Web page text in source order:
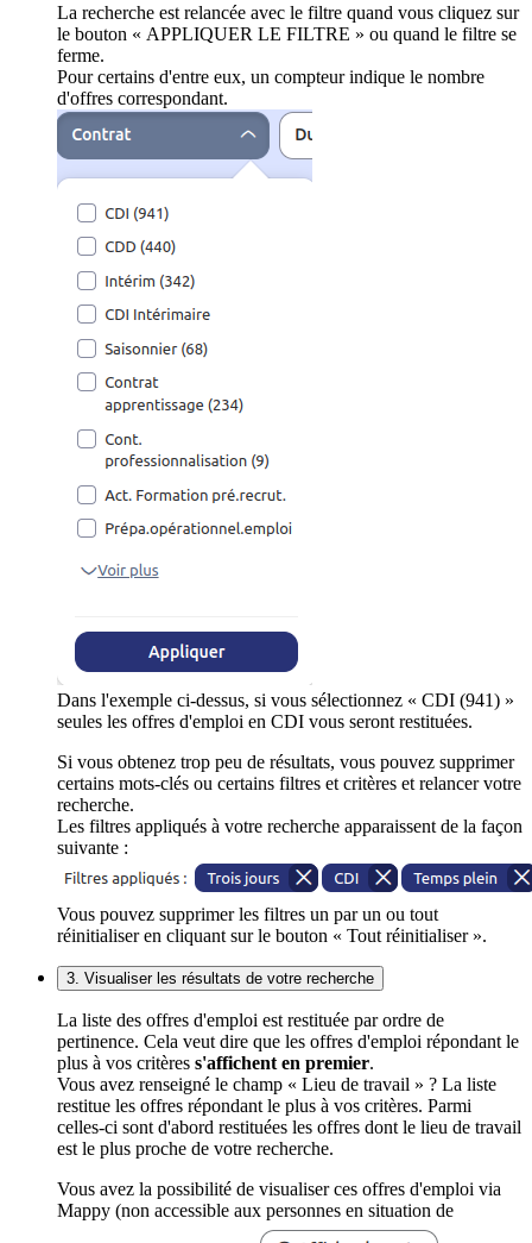
La recherche est relancée avec le filtre quand vous cliquez sur
le bouton « APPLIQUER LE FILTRE » ou quand le filtre se
ferme.
Pour certains d'entre eux, un compteur indique le nombre
d'offres correspondant.
Dans l'exemple ci-dessus, si vous sélectionnez « CDI (941) »
seules les offres d'emploi en CDI vous seront restituées.
Si vous obtenez trop peu de résultats, vous pouvez supprimer
certains mots-clés ou certains filtres et critères et relancer votre
recherche.
Les filtres appliqués à votre recherche apparaissent de la façon
suivante :
Vous pouvez supprimer les filtres un par un ou tout
réinitialiser en cliquant sur le bouton « Tout réinitialiser ».
3. Visualiser les résultats de votre recherche
La liste des offres d'emploi est restituée par ordre de
pertinence. Cela veut dire que les offres d'emploi répondant le
plus à vos critères s'affichent en premier.
Vous avez renseigné le champ « Lieu de travail » ? La liste
restitue les offres répondant le plus à vos critères. Parmi
celles-ci sont d'abord restituées les offres dont le lieu de travail
est le plus proche de votre recherche.
Vous avez la possibilité de visualiser ces offres d'emploi via
Mappy (non accessible aux personnes en situation de